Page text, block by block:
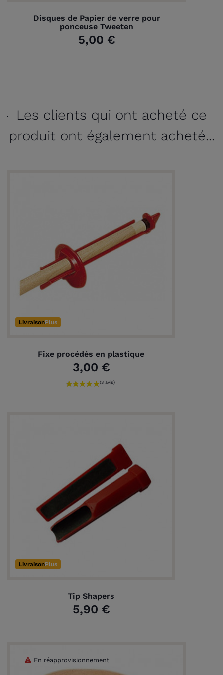
Disques de Papier de verre pour
ponceuse Tweeten
5,00 €
Les clients qui ont acheté ce
produit ont également acheté...
LivraisonPlus
Fixe procédés en plastique
3,00 €
LivraisonPlus
Tip Shapers
5,90 €
En réapprovisionnement